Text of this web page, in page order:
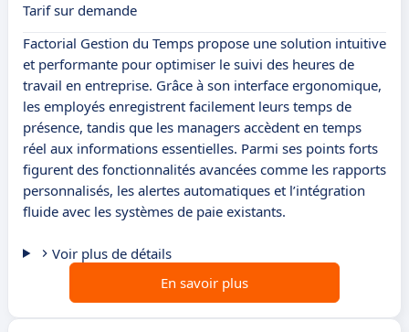
Tarif sur demande
Factorial Gestion du Temps propose une solution intuitive
et performante pour optimiser le suivi des heures de
travail en entreprise. Grâce à son interface ergonomique,
les employés enregistrent facilement leurs temps de
présence, tandis que les managers accèdent en temps
réel aux informations essentielles. Parmi ses points forts
figurent des fonctionnalités avancées comme les rapports
personnalisés, les alertes automatiques et l’intégration
fluide avec les systèmes de paie existants.
Voir plus de détails
En savoir plus